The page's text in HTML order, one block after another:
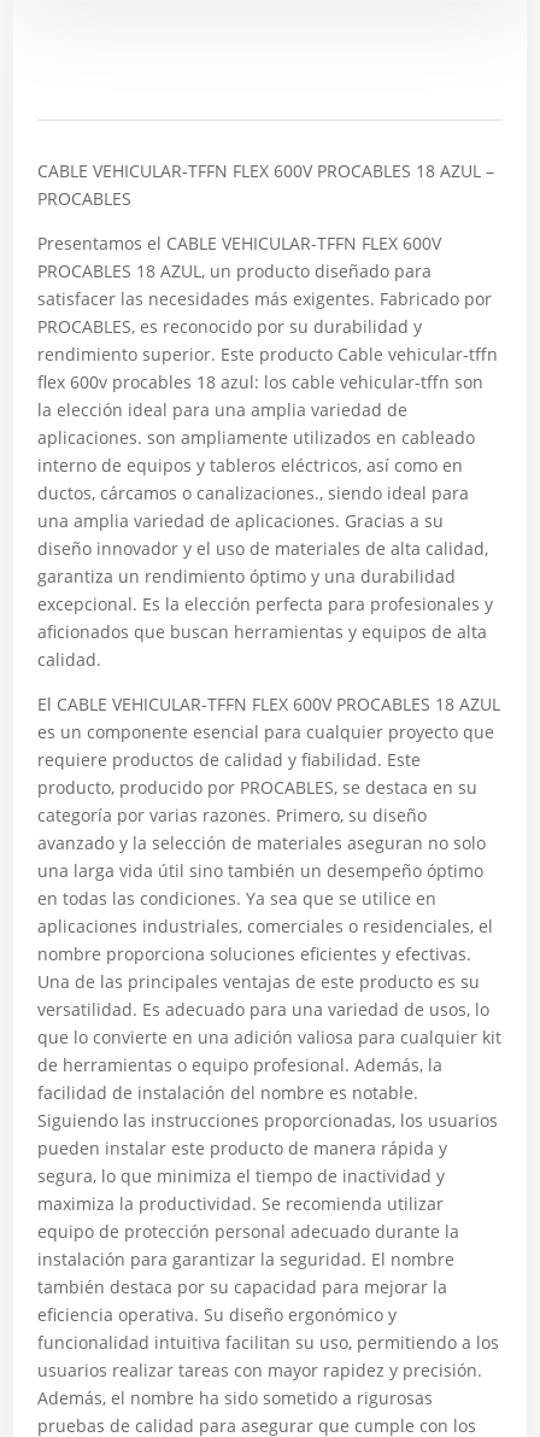
CABLE VEHICULAR-TFFN FLEX 600V PROCABLES 18 AZUL –
PROCABLES
Presentamos el CABLE VEHICULAR-TFFN FLEX 600V
PROCABLES 18 AZUL, un producto diseñado para
satisfacer las necesidades más exigentes. Fabricado por
PROCABLES, es reconocido por su durabilidad y
rendimiento superior. Este producto Cable vehicular-tffn
flex 600v procables 18 azul: los cable vehicular-tffn son
la elección ideal para una amplia variedad de
aplicaciones. son ampliamente utilizados en cableado
interno de equipos y tableros eléctricos, así como en
ductos, cárcamos o canalizaciones., siendo ideal para
una amplia variedad de aplicaciones. Gracias a su
diseño innovador y el uso de materiales de alta calidad,
garantiza un rendimiento óptimo y una durabilidad
excepcional. Es la elección perfecta para profesionales y
aficionados que buscan herramientas y equipos de alta
calidad.
El CABLE VEHICULAR-TFFN FLEX 600V PROCABLES 18 AZUL
es un componente esencial para cualquier proyecto que
requiere productos de calidad y fiabilidad. Este
producto, producido por PROCABLES, se destaca en su
categoría por varias razones. Primero, su diseño
avanzado y la selección de materiales aseguran no solo
una larga vida útil sino también un desempeño óptimo
en todas las condiciones. Ya sea que se utilice en
aplicaciones industriales, comerciales o residenciales, el
nombre proporciona soluciones eficientes y efectivas.
Una de las principales ventajas de este producto es su
versatilidad. Es adecuado para una variedad de usos, lo
que lo convierte en una adición valiosa para cualquier kit
de herramientas o equipo profesional. Además, la
facilidad de instalación del nombre es notable.
Siguiendo las instrucciones proporcionadas, los usuarios
pueden instalar este producto de manera rápida y
segura, lo que minimiza el tiempo de inactividad y
maximiza la productividad. Se recomienda utilizar
equipo de protección personal adecuado durante la
instalación para garantizar la seguridad. El nombre
también destaca por su capacidad para mejorar la
eficiencia operativa. Su diseño ergonómico y
funcionalidad intuitiva facilitan su uso, permitiendo a los
usuarios realizar tareas con mayor rapidez y precisión.
Además, el nombre ha sido sometido a rigurosas
pruebas de calidad para asegurar que cumple con los